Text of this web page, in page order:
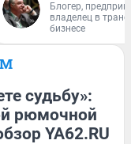
Блогер,
владелец в
бизнесе
судьбу»:
рюмочной
YA62.RU